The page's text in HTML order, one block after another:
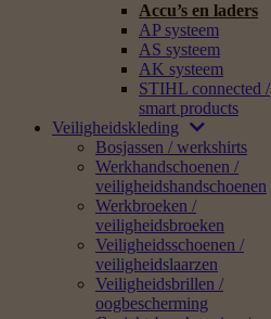
Accu’s en laders
AP systeem
AS systeem
AK systeem
STIHL connected /
smart products
Veiligheidskleding
Bosjassen / werkshirts
Werkhandschoenen /
veiligheidshandschoenen
Werkbroeken /
veiligheidsbroeken
Veiligheidsschoenen /
veiligheidslaarzen
Veiligheidsbrillen /
oogbescherming